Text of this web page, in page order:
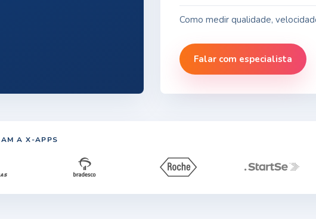
Como medir qualidade,
Falar com especialista
A X-APPS